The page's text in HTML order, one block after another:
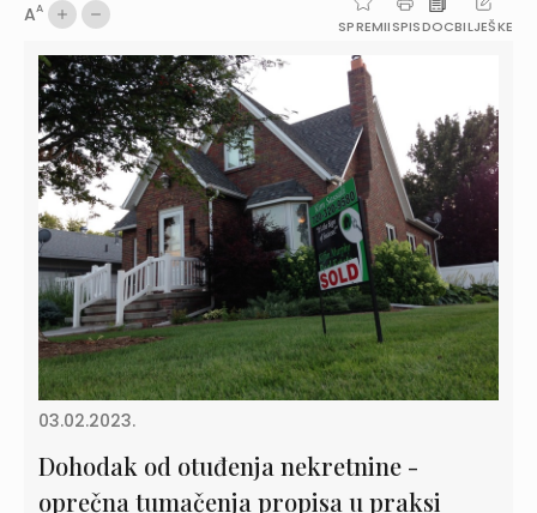
AA
SPREMIISPISDOCBILJEŠKE
03.02.2023.
Dohodak od otuđenja nekretnine -
oprečna tumačenja propisa u praksi